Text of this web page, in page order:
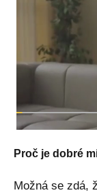
Proč je dobré
Možná se zdá,